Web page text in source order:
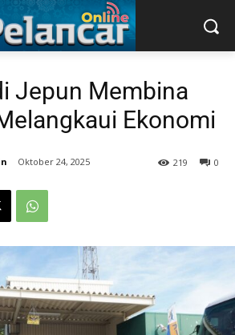
Jepun Membina
Ekonomi
Oktober 24, 2025 0
219